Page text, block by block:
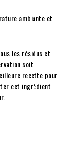
ambiante et
les résidus et
soit
recette pour
cet ingrédient